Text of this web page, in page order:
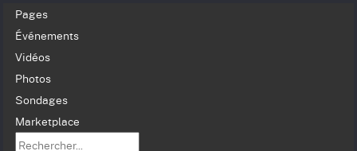
Pages
Événements
Vidéos
Photos
Sondages
Marketplace